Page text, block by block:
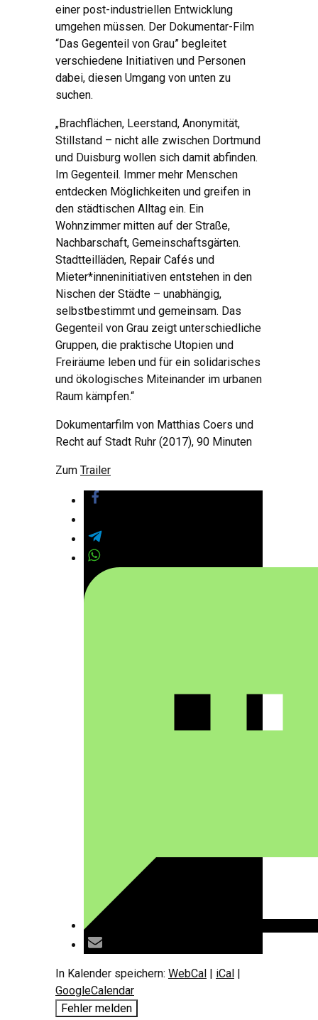
einer post-industriellen Entwicklung
umgehen müssen. Der Dokumentar-Film
“Das Gegenteil von Grau” begleitet
verschiedene Initiativen und Personen
dabei, diesen Umgang von unten zu
suchen.
„Brachflächen, Leerstand, Anonymität,
Stillstand – nicht alle zwischen Dortmund
und Duisburg wollen sich damit abfinden.
Im Gegenteil. Immer mehr Menschen
entdecken Möglichkeiten und greifen in
den städtischen Alltag ein. Ein
Wohnzimmer mitten auf der Straße,
Nachbarschaft, Gemeinschaftsgärten.
Stadtteilläden, Repair Cafés und
Mieter*inneninitiativen entstehen in den
Nischen der Städte – unabhängig,
selbstbestimmt und gemeinsam. Das
Gegenteil von Grau zeigt unterschiedliche
Gruppen, die praktische Utopien und
Freiräume leben und für ein solidarisches
und ökologisches Miteinander im urbanen
Raum kämpfen.“
Dokumentarfilm von Matthias Coers und
Recht auf Stadt Ruhr (2017), 90 Minuten
Zum Trailer
In Kalender speichern: WebCal | iCal |
GoogleCalendar
Fehler melden